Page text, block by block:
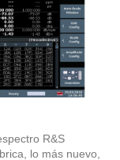
R&S
lo más nuevo,